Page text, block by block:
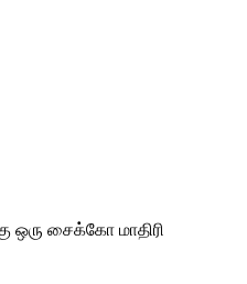
சைக்கோ மாதிரி